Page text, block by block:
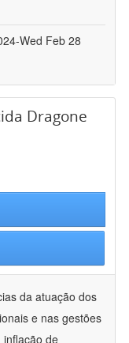
Wed Feb 28
Dragone
da atuação dos
e nas gestões
inflação de